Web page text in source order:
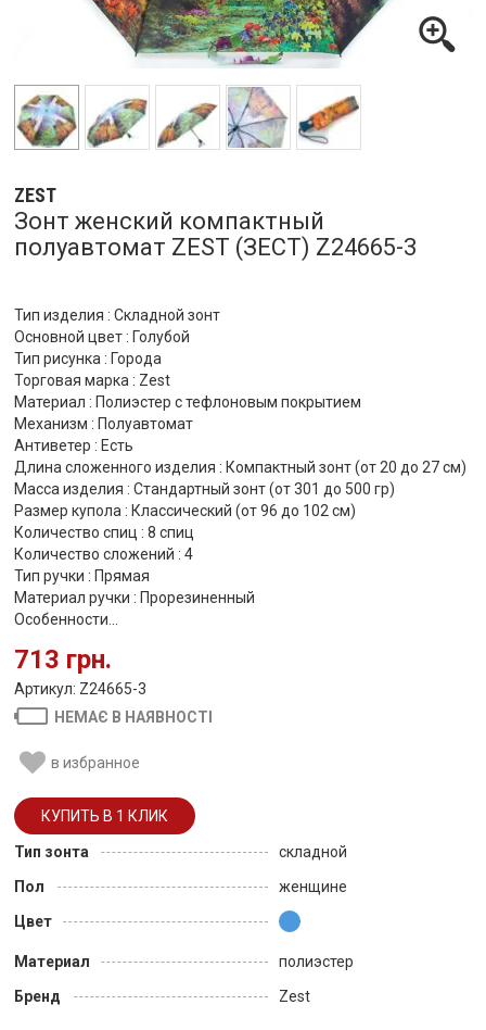
ZEST
Зонт женский компактный
полуавтомат ZEST (ЗЕСТ) Z24665-3
Тип изделия : Складной зонт
Основной цвет : Голубой
Тип рисунка : Города
Торговая марка : Zest
Материал : Полиэстер с тефлоновым покрытием
Механизм : Полуавтомат
Антиветер : Есть
Длина сложенного изделия : Компактный зонт (от 20 до 27 см)
Масса изделия : Стандартный зонт (от 301 до 500 гр)
Размер купола : Классический (от 96 до 102 см)
Количество спиц : 8 спиц
Количество сложений : 4
Тип ручки : Прямая
Материал ручки : Прорезиненный
Особенности...
713 грн.
Артикул: Z24665-3
НЕМАЄ В НАЯВНОСТІ
в избранное
Тип зонта
складной
Пол
женщине
Цвет
Материал
полиэстер
Бренд
Zest